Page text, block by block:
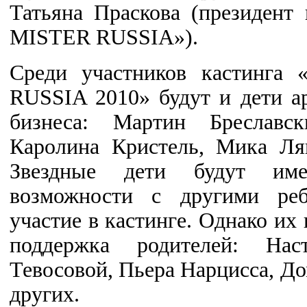
Татьяна Праскова
MISTER RUSSIA»).
Среди участников
RUSSIA 2010» будут и дети
бизнеса: Мартин
Каролина Кристель, Мика
Звездные дети будут
возможности с другими
участие в кастинге. Однако
поддержка родителей:
Тевосовой, Пьера Нарцисса,
других.